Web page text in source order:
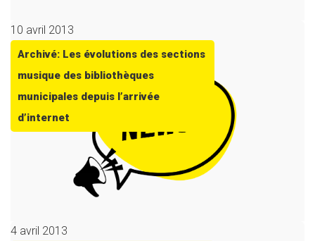
10 avril 2013
Archivé: Les évolutions des sections
musique des bibliothèques
municipales depuis l’arrivée
d’internet
4 avril 2013